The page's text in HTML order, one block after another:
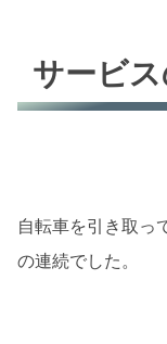
サービ
自転車を引き取っ
の連続でした。